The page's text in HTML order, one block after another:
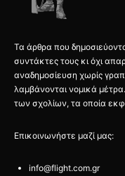
Τα άρθρα που
συντάκτες τους κι όχι
αναδημοσίευση χωρίς
λαμβάνονται νομικά
των σχολίων, τα οποία
Επικοινωνήστε μαζί μας:
info@flight.com.gr